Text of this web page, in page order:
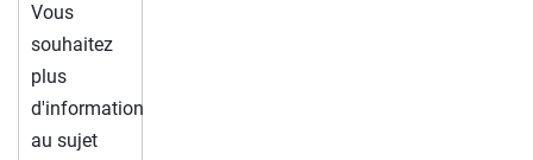
Vous
souhaitez
plus
d'information
au sujet